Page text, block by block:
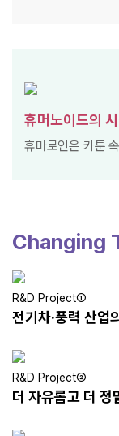
가 마주한 법적·
휴머노이드의
휴마로인은 카툰 속
Changing
R&D Project①
전기차·풍력 산업
R&D Project②
더 자유롭고 더 정